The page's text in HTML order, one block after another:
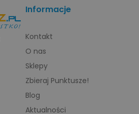
Informacje
Kontakt
O nas
Sklepy
Zbieraj Punktusze!
Blog
Aktualności